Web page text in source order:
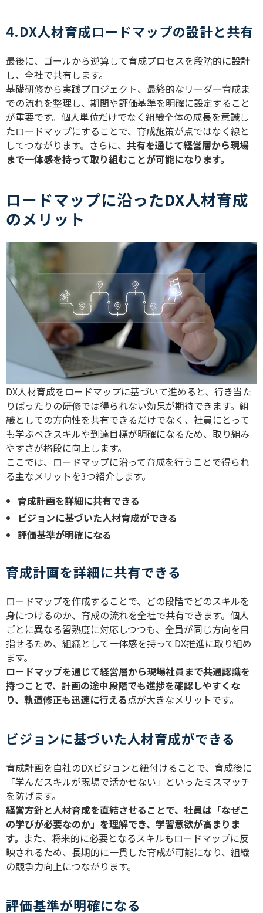
4.DX人材育成ロードマップの設計と共有
最後に、ゴールから逆算して育成プロセスを段階的に設計
し、全社で共有します。
基礎研修から実践プロジェクト、最終的なリーダー育成ま
での流れを整理し、期間や評価基準を明確に設定すること
が重要です。個人単位だけでなく組織全体の成長を意識し
たロードマップにすることで、育成施策が点ではなく線と
してつながります。さらに、 共有を通じて経営層から現場
まで一体感を持って取り組むことが可能になります。
ロードマップに沿ったDX人材育成
のメリット
DX人材育成をロードマップに基づいて進めると、行き当た
りばったりの研修では得られない効果が期待できます。組
織としての方向性を共有できるだけでなく、社員にとって
も学ぶべきスキルや到達目標が明確になるため、取り組み
やすさが格段に向上します。
ここでは、ロードマップに沿って育成を行うことで得られ
る主なメリットを3つ紹介します。
育成計画を詳細に共有できる
ビジョンに基づいた人材育成ができる
評価基準が明確になる
育成計画を詳細に共有できる
ロードマップを作成することで、どの段階でどのスキルを
身につけるのか、育成の流れを全社で共有できます。個人
ごとに異なる習熟度に対応しつつも、全員が同じ方向を目
指せるため、組織として一体感を持ってDX推進に取り組め
ます。
ロードマップを通じて経営層から現場社員まで共通認識を
持つことで、計画の途中段階でも進捗を確認しやすくな
り、軌道修正も迅速に行える点が大きなメリットです。
ビジョンに基づいた人材育成ができる
育成計画を自社のDXビジョンと紐付けることで、育成後に
「学んだスキルが現場で活かせない」といったミスマッチ
を防げます。
経営方針と人材育成を直結させることで、社員は「なぜこ
の学びが必要なのか」を理解でき、学習意欲が高まりま
す。 また、将来的に必要となるスキルもロードマップに反
映されるため、長期的に一貫した育成が可能になり、組織
の競争力向上につながります。
評価基準が明確になる